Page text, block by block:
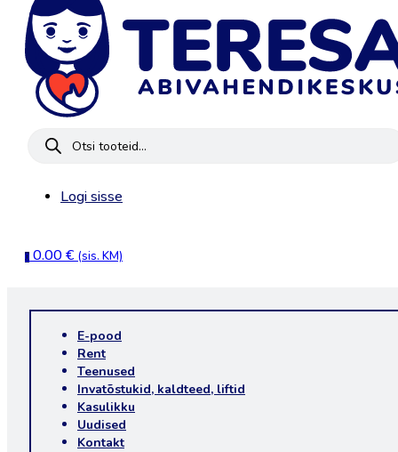
Products
search
Logi sisse
0 0.00€ (sis. KM)
E-pood
Rent
Teenused
Invatõstukid, kaldteed, liftid
Kasulikku
Uudised
Kontakt